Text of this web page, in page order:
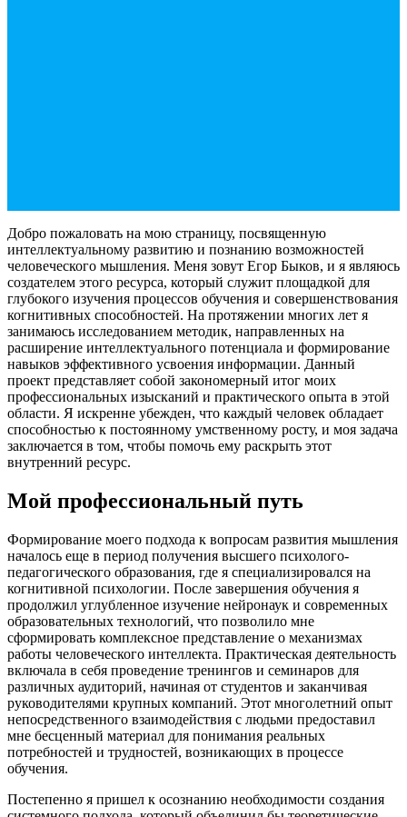
Добро пожаловать на мою страницу, посвященную
интеллектуальному развитию и познанию возможностей
человеческого мышления. Меня зовут Егор Быков, и я являюсь
создателем этого ресурса, который служит площадкой для
глубокого изучения процессов обучения и совершенствования
когнитивных способностей. На протяжении многих лет я
занимаюсь исследованием методик, направленных на
расширение интеллектуального потенциала и формирование
навыков эффективного усвоения информации. Данный
проект представляет собой закономерный итог моих
профессиональных изысканий и практического опыта в этой
области. Я искренне убежден, что каждый человек обладает
способностью к постоянному умственному росту, и моя задача
заключается в том, чтобы помочь ему раскрыть этот
внутренний ресурс.
Мой профессиональный путь
Формирование моего подхода к вопросам развития мышления
началось еще в период получения высшего психолого-
педагогического образования, где я специализировался на
когнитивной психологии. После завершения обучения я
продолжил углубленное изучение нейронаук и современных
образовательных технологий, что позволило мне
сформировать комплексное представление о механизмах
работы человеческого интеллекта. Практическая деятельность
включала в себя проведение тренингов и семинаров для
различных аудиторий, начиная от студентов и заканчивая
руководителями крупных компаний. Этот многолетний опыт
непосредственного взаимодействия с людьми предоставил
мне бесценный материал для понимания реальных
потребностей и трудностей, возникающих в процессе
обучения.
Постепенно я пришел к осознанию необходимости создания